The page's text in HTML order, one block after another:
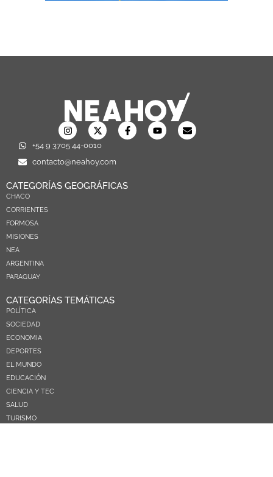
+54 9 3705 44-0010
contacto@neahoy.com
CATEGORÍAS GEOGRÁFICAS
CHACO
CORRIENTES
FORMOSA
MISIONES
NEA
ARGENTINA
PARAGUAY
CATEGORÍAS TEMÁTICAS
POLÍTICA
SOCIEDAD
ECONOMIA
DEPORTES
EL MUNDO
EDUCACIÓN
CIENCIA Y TEC
SALUD
TURISMO